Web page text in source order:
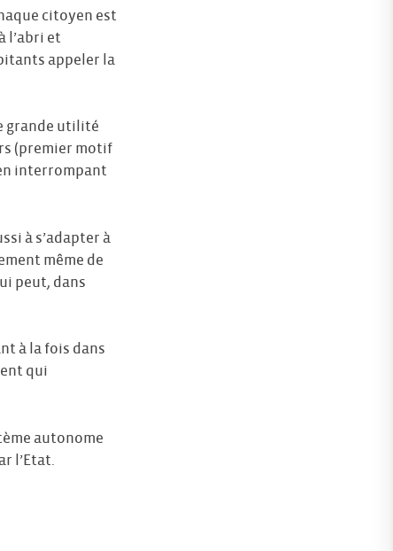
citoyen est
l’abri et
appeler la
grande utilité
(premier motif
interrompant
à s’adapter à
même de
peut, dans
à la fois dans
qui
autonome
l’Etat.